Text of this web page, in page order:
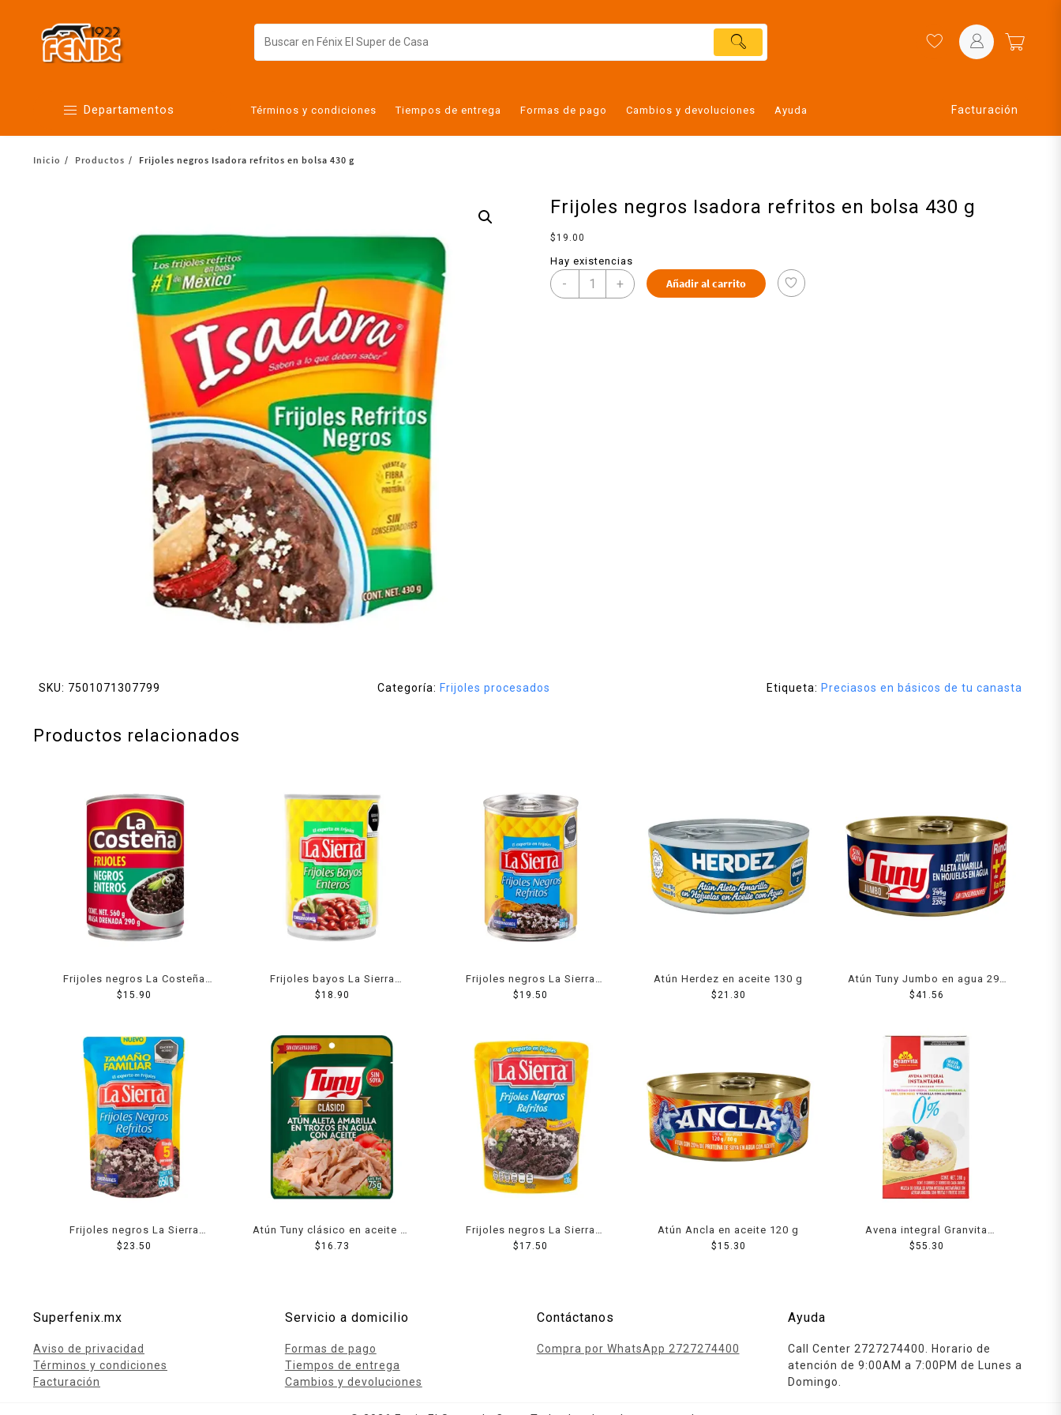
Departamentos
Alimentos
Botanas y bebidas
Cuidado de la ropa
Cuidado personal
Limpieza del hogar
Términos y condiciones Tiempos de entrega Formas de pago Cambios y devoluciones Ayuda Facturación
Inicio Productos Frijoles negros Isadora refritos en bolsa 430 g
Frijoles negros Isadora refritos en bolsa 430 g
$ 19.00
Hay existencias
- + Añadir al carrito
SKU: 7501071307799 Categoría: Frijoles procesados Etiqueta: Preciasos en básicos de tu canasta
Productos relacionados
Frijoles negros La Costeña
enteros en lata 560 g
$15.90
Frijoles bayos La Sierra
enteros en lata 560 g
$18.90
Frijoles negros La Sierra
refritos en lata 580 g
$19.50
Atún Herdez en aceite 130 g
$21.30
Atún Tuny Jumbo en agua 295
g
$41.56
Frijoles negros La Sierra
refritos en bolsa 650 g
$ 23.50
Atún Tuny clásico en aceite 85
g
$16.73
Frijoles negros La Sierra
refritos en bolsa 430 g
$17.50
Atún Ancla en aceite 120 g
$15.30
Avena integral Granvita
instantánea 4 sabores 2
$55.30
Superfenix.mx
Aviso de privacidad
Términos y condiciones
Facturación
Servicio a domicilio
Formas de pago
Tiempos de entrega
Cambios y devoluciones
Contáctanos
Compra por WhatsApp 2727274400
Ayuda
Call Center 2727274400. Horario de
atención de 9:00AM a 7:00PM de Lunes a
Domingo.